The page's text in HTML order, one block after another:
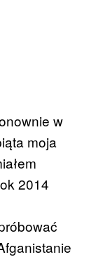
w
moja
2014